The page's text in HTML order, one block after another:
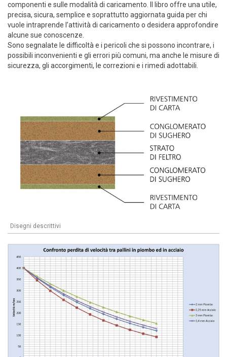
componenti e sulle modalità di caricamento. Il libro offre una utile,
precisa, sicura, semplice e soprattutto aggiornata guida per chi
vuole intraprende l’attività di caricamento o desidera approfondire
alcune sue conoscenze.
Sono segnalate le difficoltà e i pericoli che si possono incontrare, i
possibili inconvenienti e gli errori più comuni, ma anche le misure di
sicurezza, gli accorgimenti, le correzioni e i rimedi adottabili.
Disegni descrittivi